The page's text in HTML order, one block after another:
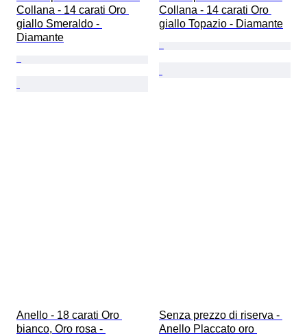
Collana - 14 carati Oro
giallo Smeraldo -
Diamante
Collana - 14 carati Oro
giallo Topazio - Diamante
Anello - 18 carati Oro
bianco, Oro rosa -
Senza prezzo di riserva -
Anello Placcato oro